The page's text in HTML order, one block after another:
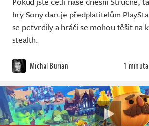
hry Sony daruje předplatitelům
se potvrdily a hráči se mohou těšit na
stealth.
Michal Burian 1 minuta